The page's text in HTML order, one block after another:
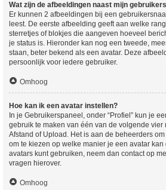
Wat zijn de afbeeldingen naast mijn
Er kunnen 2 afbeeldingen bij een
leest. De eerste afbeelding geeft aan welke
sterretjes of blokjes die aangeven hoeveel
je status is. Hieronder kan nog een tweede,
staan, beter bekend als een avatar. Deze
persoonlijk voor iedere gebruiker.
Omhoog
Hoe kan ik een avatar instellen?
In je Gebruikerspaneel, onder “Profiel” kun je
gebruik te maken van één van de volgende vier
Afstand of Upload. Het is aan de beheerders
om te kiezen op welke manier je een avatar kan
avatars kunt gebruiken, neem dan contact op
vragen hierover.
Omhoog